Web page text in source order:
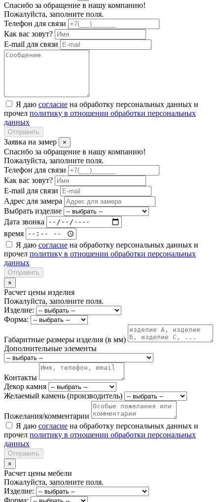
Спасибо за обращение в нашу компанию!
Пожалуйста, заполните поля.
Телефон для связи
Как вас зовут?
E-mail для связи
Я даю согласие на обработку персональных данных и
прочел политику в отношении обработки персональных
данных
Отправить
Заявка на замер ×
Спасибо за обращение в нашу компанию!
Пожалуйста, заполните поля.
Телефон для связи
Как вас зовут?
E-mail для связи
Адрес для замера
Выбрать изделие
Дата звонка
время
Я даю согласие на обработку персональных данных и
прочел политику в отношении обработки персональных
данных
Отправить
×
Расчет цены изделия
Пожалуйста, заполните поля.
Изделие:
Форма:
Габаритные размеры изделия (в мм)
Дополнительные элементы
Контакты
Декор камня
Желаемый камень (производитель)
Пожелания/комментарии
Я даю согласие на обработку персональных данных и
прочел политику в отношении обработки персональных
данных
Отправить
×
Расчет цены мебели
Пожалуйста, заполните поля.
Изделие:
Форма: